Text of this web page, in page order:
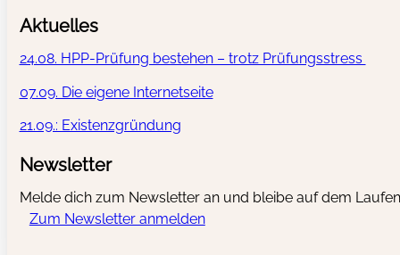
Aktuelles
24.08. HPP-Prüfung bestehen – trotz Prüfungsstress
07.09. Die eigene Internetseite
21.09.: Existenzgründung
Newsletter
Melde dich zum Newsletter an und bleibe auf dem
Zum Newsletter anmelden